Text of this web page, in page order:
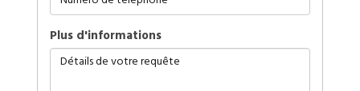
plus d'informations